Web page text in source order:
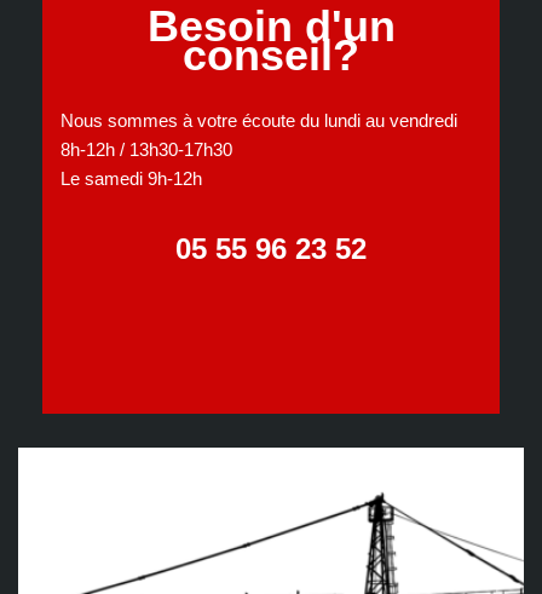
Besoin d'un
conseil?
Nous sommes à votre écoute du lundi au vendredi
8h-12h / 13h30-17h30
Le samedi 9h-12h
05 55 96 23 52